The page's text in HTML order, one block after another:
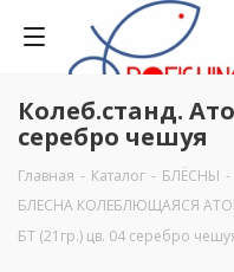
Колеб.станд.
серебро чешуя
Главная - Каталог - БЛЁСНЫ -
БЛЕСНА КОЛЕБЛЮЩАЯСЯ
БТ (21гр.) цв. 04 серебро